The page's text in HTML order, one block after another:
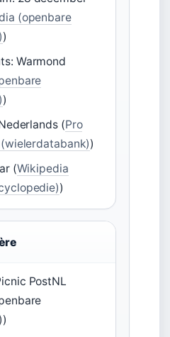
(openbare
)
Warmond
)
(Pro
)
(Wikipedia
)
PostNL